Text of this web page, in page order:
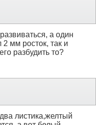
а один
2 мм росток, так и
разбудить то?
листика,желтый